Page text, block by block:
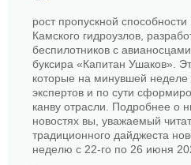
рост пропускной
Камского гидроузлов,
беспилотников с
буксира «Капитан Ушаков».
которые на минувшей неделе
экспертов и по сути
канву отрасли. Подробнее о
новостях вы, уважаемый
традиционного дайджеста
неделю с 22-го по 26 июня